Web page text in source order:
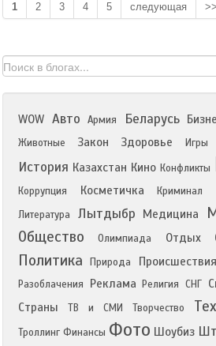
1 2 3 4 5 следующая >>
WOW Авто Армия Беларусь
Животные
Закон Здоровье Игры
История Казахстан Кино Конфликты
Коррупция Косметичка Криминал
Литература Лытдыбр Медицина
Общество Олимпиада Отдых
Политика Природа Происшествия
Разоблачения
Реклама Религия СНГ
Страны
ТВ и СМИ Творчество
Троллинг Финансы Фото Шоубиз